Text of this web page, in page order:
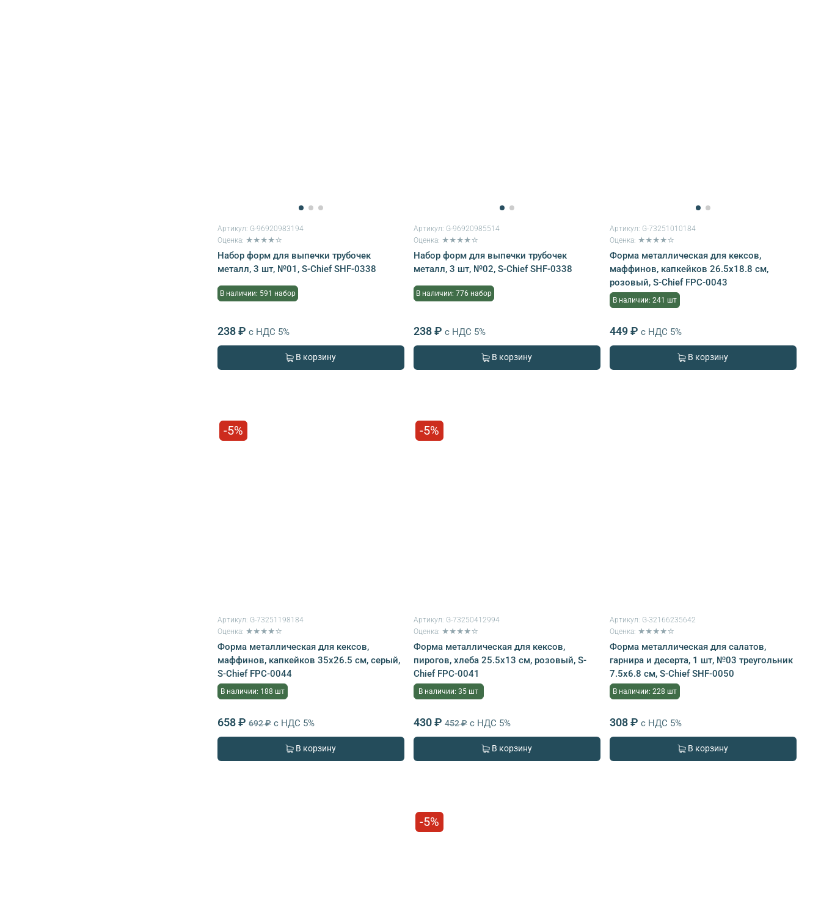
Артикул: G-96920983194
Оценка: ★★★★☆
Набор форм для выпечки трубочек
металл, 3 шт, №01, S-Chief SHF-0338
В наличии: 591 набор
238 ₽ с НДС 5%
В корзину
Артикул: G-96920985514
Оценка: ★★★★☆
Набор форм для выпечки трубочек
металл, 3 шт, №02, S-Chief SHF-0338
В наличии: 776 набор
238 ₽ с НДС 5%
В корзину
Артикул: G-73251010184
Оценка: ★★★★☆
Форма металлическая для кексов,
маффинов, капкейков 26.5х18.8 см,
розовый, S-Chief FPC-0043
В наличии: 241 шт
449 ₽ с НДС 5%
В корзину
-5%
Артикул: G-73251198184
Оценка: ★★★★☆
Форма металлическая для кексов,
маффинов, капкейков 35х26.5 см, серый,
S-Chief FPC-0044
В наличии: 188 шт
658 ₽ 692 ₽ с НДС 5%
В корзину
-5%
Артикул: G-73250412994
Оценка: ★★★★☆
Форма металлическая для кексов,
пирогов, хлеба 25.5x13 см, розовый, S-
Chief FPC-0041
В наличии: 35 шт
430 ₽ 452 ₽ с НДС 5%
В корзину
Артикул: G-32166235642
Оценка: ★★★★☆
Форма металлическая для салатов,
гарнира и десерта, 1 шт, №03 треугольник
7.5x6.8 см, S-Chief SHF-0050
В наличии: 228 шт
308 ₽ с НДС 5%
В корзину
-5%